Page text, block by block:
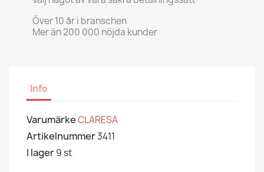
Över 10 år i branschen
Mer än 200 000 nöjda kunder
Info
VarumärkeCLARESA
Artikelnummer3411
I lager9 st